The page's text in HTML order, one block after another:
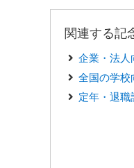
関連する記
企業・法人
全国の学校
定年・退職